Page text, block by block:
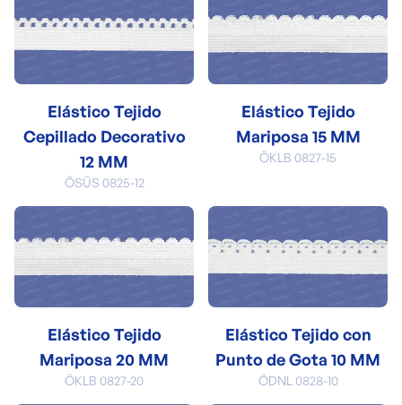
Elástico Tejido
Cepillado Decorativo
12 MM
ÖSÜS 0825-12
Elástico Tejido
Mariposa 15 MM
ÖKLB 0827-15
Elástico Tejido
Mariposa 20 MM
ÖKLB 0827-20
Elástico Tejido con
Punto de Gota 10 MM
ÖDNL 0828-10